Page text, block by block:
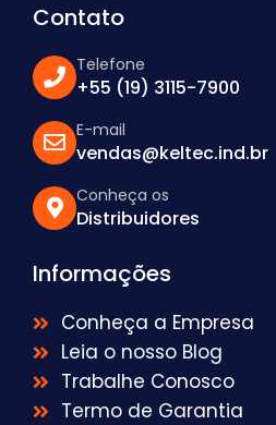
Contato
Telefone
+55 (19) 3115-7900
E-mail
vendas@keltec.ind.br
Conheça os
Distribuidores
Informações
Conheça a Empresa
Leia o nosso Blog
Trabalhe Conosco
Termo de Garantia